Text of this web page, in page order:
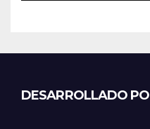
DESARROLLADO